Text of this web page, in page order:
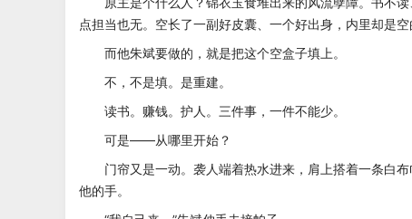
点担当也无。空长了一副好皮囊、一个好出身，内里却是
而他朱斌要做的，就是把这个空盒子填上。
不，不是填。是重建。
读书。赚钱。护人。三件事，一件不能少。
可是——从哪里开始？
门帘又是一动。袭人端着热水进来，肩上搭着一条白布
他的手。